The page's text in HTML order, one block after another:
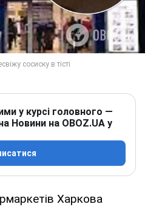
у курсі головного —
Новини на OBOZ.UA у
Харкова